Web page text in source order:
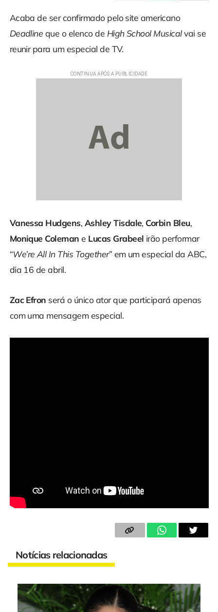
Acaba de ser confirmado pelo site americano
Deadline que o elenco de High School Musicalvai se
reunir para um especial de TV.
Vanessa Hudgens, Ashley Tisdale, Corbin Bleu,
Monique Coleman e Lucas Grabeel irão performar
“We’re All In This Together” em um especial da ABC,
dia 16 de abril.
Zac Efron será o único ator que participará apenas
com uma mensagem especial.
Notícias relacionadas